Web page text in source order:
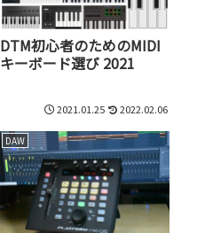
DTM初心者のためのMIDI
キーボード選び 2021
2021.01.25 2022.02.06
DAW